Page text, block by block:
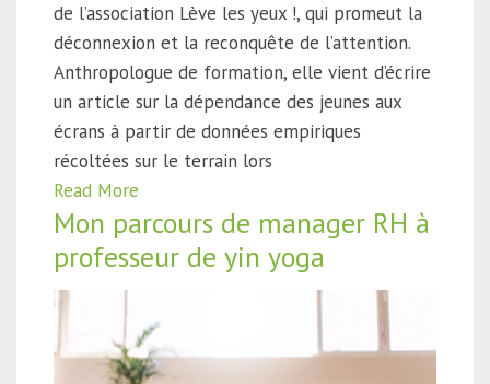
de l’association Lève les yeux !, qui promeut la
déconnexion et la reconquête de l’attention.
Anthropologue de formation, elle vient d’écrire
un article sur la dépendance des jeunes aux
écrans à partir de données empiriques
récoltées sur le terrain lors
Read More
Mon parcours de manager RH à
professeur de yin yoga